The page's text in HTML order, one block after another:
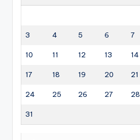
3 4 5 6 7
10 11 12 13 14
17 18 19 20 21
24 25 26 27 28
31